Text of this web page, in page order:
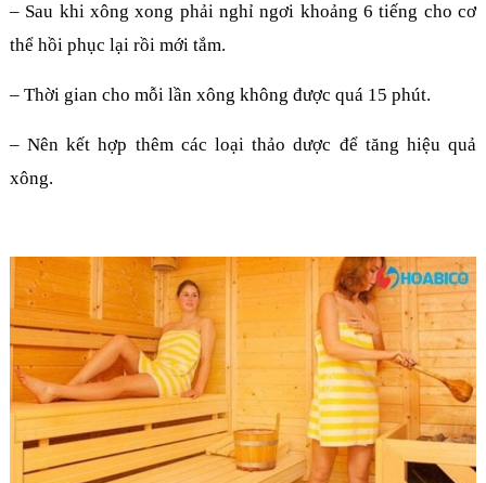
– Sau khi xông xong phải nghỉ ngơi khoảng 6 tiếng cho cơ
thể hồi phục lại rồi mới tắm.
– Thời gian cho mỗi lần xông không được quá 15 phút.
– Nên kết hợp thêm các loại thảo dược để tăng hiệu quả
xông.